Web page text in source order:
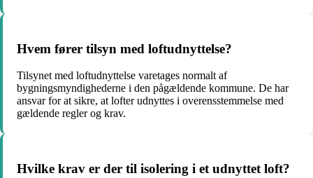
Hvem fører tilsyn med loftudnyttelse?
Tilsynet med loftudnyttelse varetages normalt af
bygningsmyndighederne i den pågældende kommune. De har
ansvar for at sikre, at lofter udnyttes i overensstemmelse med
gældende regler og krav.
Hvilke krav er der til isolering i et udnyttet loft?